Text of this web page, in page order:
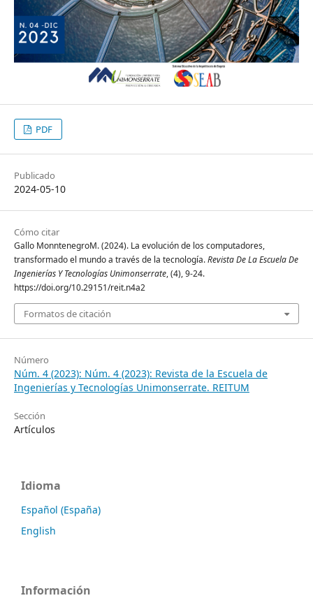
PDF
Publicado
2024-05-10
Cómo citar
Gallo MonntenegroM. (2024). La evolución de los computadores,
transformado el mundo a través de la tecnología.Revista De La Escuela De
Ingenierías Y Tecnologías Unimonserrate, (4), 9-24.
https://doi.org/10.29151/reit.n4a2
Formatos de citación
Número
Núm. 4 (2023): Núm. 4 (2023): Revista de la Escuela de
Ingenierías y Tecnologías Unimonserrate. REITUM
Sección
Artículos
Idioma
Español (España)
English
Información